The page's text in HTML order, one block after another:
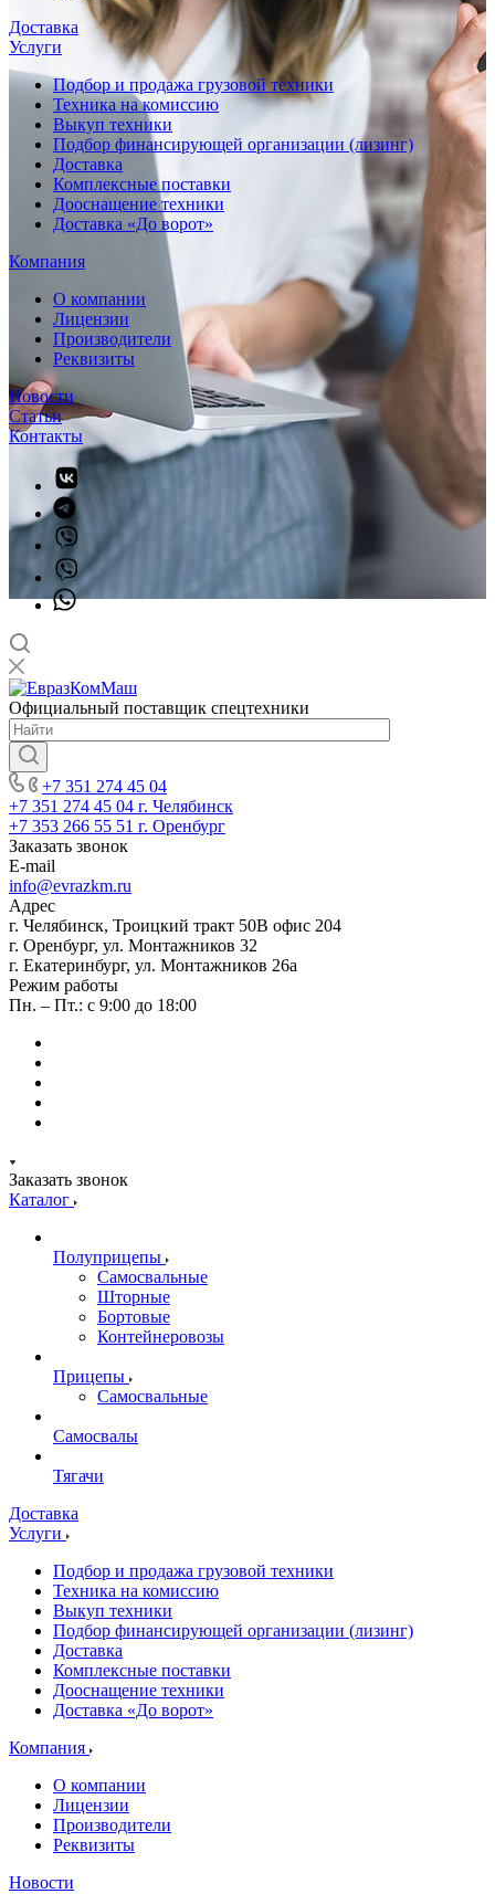
Доставка
Услуги
Подбор и продажа грузовой техники
Техника на комиссию
Выкуп техники
Подбор финансирующей организации (лизинг)
Доставка
Комплексные поставки
Дооснащение техники
Доставка «До ворот»
Компания
О компании
Лицензии
Производители
Реквизиты
Новости
Статьи
Контакты
Официальный поставщик спецтехники
+7 351 274 45 04
+7 351 274 45 04 г. Челябинск
+7 353 266 55 51 г. Оренбург
Заказать звонок
E-mail
info@evrazkm.ru
Адрес
г. Челябинск, Троицкий тракт 50В офис 204
г. Оренбург, ул. Монтажников 32
г. Екатеринбург, ул. Монтажников 26а
Режим работы
Пн. – Пт.: с 9:00 до 18:00
Заказать звонок
Каталог
Полуприцепы
Самосвальные
Шторные
Бортовые
Контейнеровозы
Прицепы
Самосвальные
Самосвалы
Тягачи
Доставка
Услуги
Подбор и продажа грузовой техники
Техника на комиссию
Выкуп техники
Подбор финансирующей организации (лизинг)
Доставка
Комплексные поставки
Дооснащение техники
Доставка «До ворот»
Компания
О компании
Лицензии
Производители
Реквизиты
Новости